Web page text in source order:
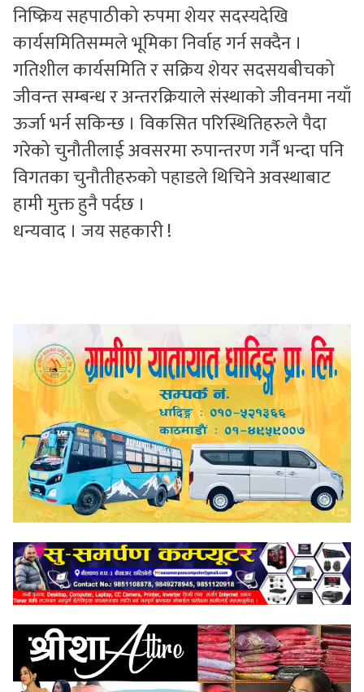
निष्क्रिय सहपाठीको रुपमा शेयर सदस्यदेखि
कार्यसमितिसम्मले भूमिका निर्वाह गर्न सक्दैन ।
गतिशील कार्यसमिति र सक्रिय शेयर सदसयबीचको
जीवन्त सम्बन्ध र अन्तरक्रियाले संस्थाको जीवनमा नयाँ
ऊर्जा भर्न सकिन्छ । विकसित परिस्थितिहरुले पैदा
गरेको चुनौतीलाई अवसरमा रुपान्तरण गर्नै भन्दा पनि
विगतका चुनौतीहरुको पहाडले थिचिने अवस्थाबाट
हामी मुक्त हुनै पर्दछ ।
धन्यवाद । जय सहकारी !